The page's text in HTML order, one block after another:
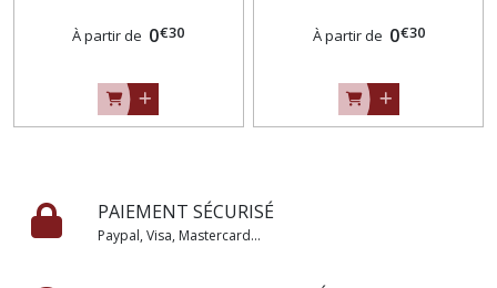
vendu au mètre
À partir de 0€30
vendu au mètre
À partir de 0€30
PAIEMENT SÉCURISÉ
Paypal, Visa, Mastercard...